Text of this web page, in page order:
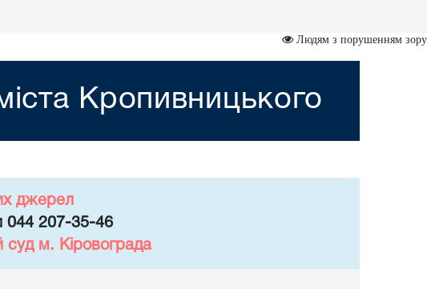
Людям з порушенням зору
Кропивницького
джерел
044 207-35-46
суд м. Кіровограда